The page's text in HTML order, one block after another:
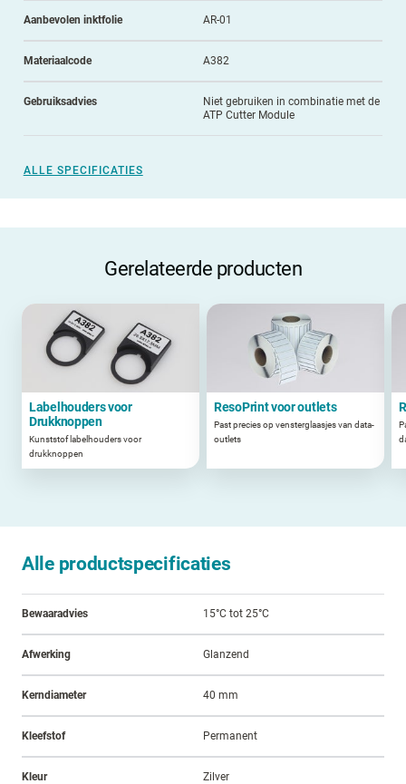
Aanbevolen inktfolie AR-01
Materiaalcode A382
Gebruiksadvies
Niet gebruiken in combinatie met de
ATP Cutter Module
ALLE SPECIFICATIES
Gerelateerde producten
Labelhouders voor
Drukknoppen
Kunststof labelhouders voor
drukknoppen
ResoPrint voor outlets
Past precies op vensterglaasjes van data-
outlets
Alle productspecificaties
Bewaaradvies 15°C tot 25°C
Afwerking Glanzend
Kerndiameter 40 mm
Kleefstof Permanent
Kleur Zilver